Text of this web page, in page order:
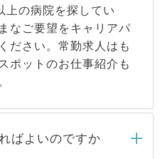
上の病院を探してい
なご要望をキャリアパ
ださい。常勤求人はも
ポットのお仕事紹介も
ばよいのですか